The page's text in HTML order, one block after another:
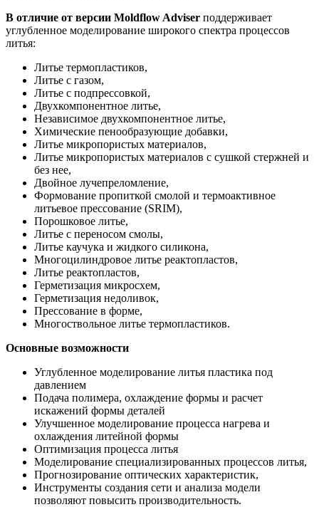
В отличие от версии Moldflow Adviser поддерживает
углубленное моделирование широкого спектра процессов
литья:
Литье термопластиков,
Литье с газом,
Литье с подпрессовкой,
Двухкомпонентное литье,
Независимое двухкомпонентное литье,
Химические пенообразующие добавки,
Литье микропористых материалов,
Литье микропористых материалов с сушкой стержней и
без нее,
Двойное лучепреломление,
Формование пропиткой смолой и термоактивное
литьевое прессование (SRIM),
Порошковое литье,
Литье с переносом смолы,
Литье каучука и жидкого силикона,
Многоцилиндровое литье реактопластов,
Литье реактопластов,
Герметизация микросхем,
Герметизация недоливок,
Прессование в форме,
Многоствольное литье термопластиков.
Основные возможности
Углубленное моделирование литья пластика под
давлением
Подача полимера, охлаждение формы и расчет
искажений формы деталей
Улучшенное моделирование процесса нагрева и
охлаждения литейной формы
Оптимизация процесса литья
Моделирование специализированных процессов литья,
Прогнозирование оптических характеристик,
Инструменты создания сети и анализа модели
позволяют повысить производительность.